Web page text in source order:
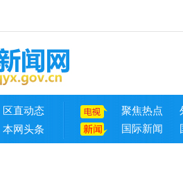
区直动态
本网头条
聚焦热点
国际新闻